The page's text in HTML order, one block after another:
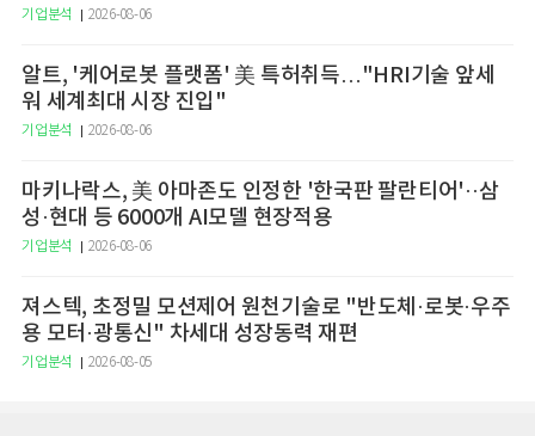
기업분석 2026-08-06
알트, '케어로봇 플랫폼' 美 특허취득…"HRI기술 앞세
워 세계최대 시장 진입"
기업분석 2026-08-06
마키나락스, 美 아마존도 인정한 '한국판 팔란티어'··삼
성·현대 등 6000개 AI모델 현장적용
기업분석 2026-08-06
져스텍, 초정밀 모션제어 원천기술로 "반도체·로봇·우주
용 모터·광통신" 차세대 성장동력 재편
기업분석 2026-08-05